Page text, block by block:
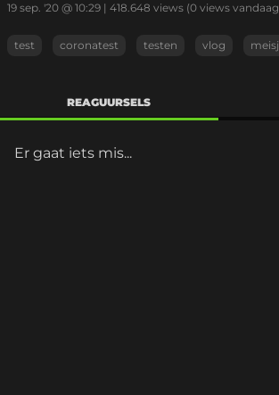
19 sep. '20 @ 10:29 | 418.648 views (0 views
test coronatest testen vlog
REAGUURSELS
Er gaat iets mis...